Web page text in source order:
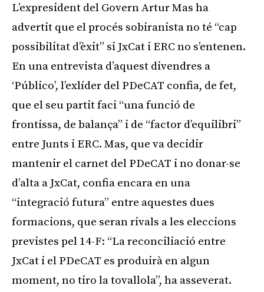
L’expresident del Govern Artur Mas ha
advertit que el procés sobiranista no té “cap
possibilitat d’èxit” si JxCat i ERC no s’entenen.
En una entrevista d’aquest divendres a
‘Público’, l’exlíder del PDeCAT confia, de fet,
que el seu partit faci “una funció de
frontissa, de balança” i de “factor d’equilibri”
entre Junts i ERC. Mas, que va decidir
mantenir el carnet del PDeCAT i no donar-se
d’alta a JxCat, confia encara en una
“integració futura” entre aquestes dues
formacions, que seran rivals a les eleccions
previstes pel 14-F: “La reconciliació entre
JxCat i el PDeCAT es produirà en algun
moment, no tiro la tovallola”, ha asseverat.